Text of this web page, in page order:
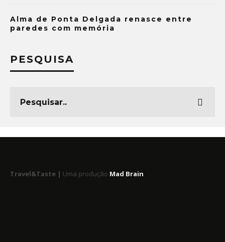
Alma de Ponta Delgada renasce entre
paredes com memória
PESQUISA
Travel&Taste | Uma produção Mad Brain